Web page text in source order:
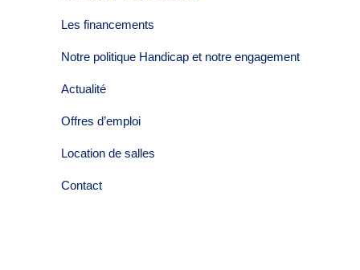
Les financements
Notre politique Handicap et notre engagement
Actualité
Offres d’emploi
Location de salles
Contact